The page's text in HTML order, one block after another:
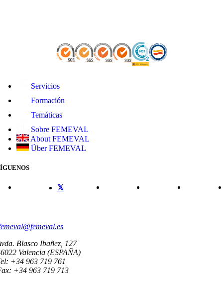
Servicios
Formación
Temáticas
Sobre FEMEVAL
About FEMEVAL
Über FEMEVAL
Blasco Ibañez, 127
Valencia (ESPAÑA)
+34 963 719 761
+34 963 719 713